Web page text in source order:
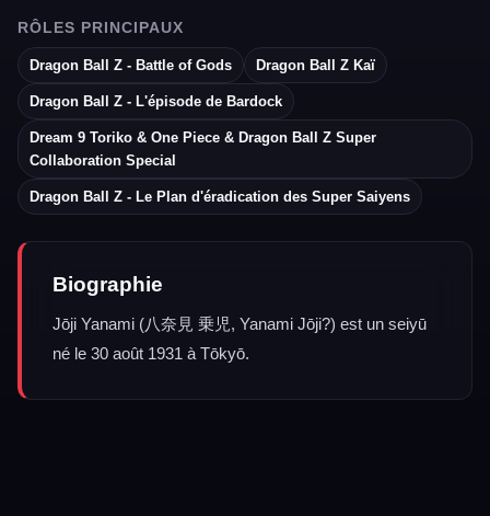
RÔLES PRINCIPAUX
Dragon Ball Z - Battle of Gods Dragon Ball Z Kaï
Dragon Ball Z - L'épisode de Bardock
Dream 9 Toriko & One Piece & Dragon Ball Z Super
Collaboration Special
Dragon Ball Z - Le Plan d'éradication des Super Saiyens
Biographie
Jōji Yanami (八奈見 乗児, Yanami Jōji?) est un seiyū
né le 30 août 1931 à Tōkyō.